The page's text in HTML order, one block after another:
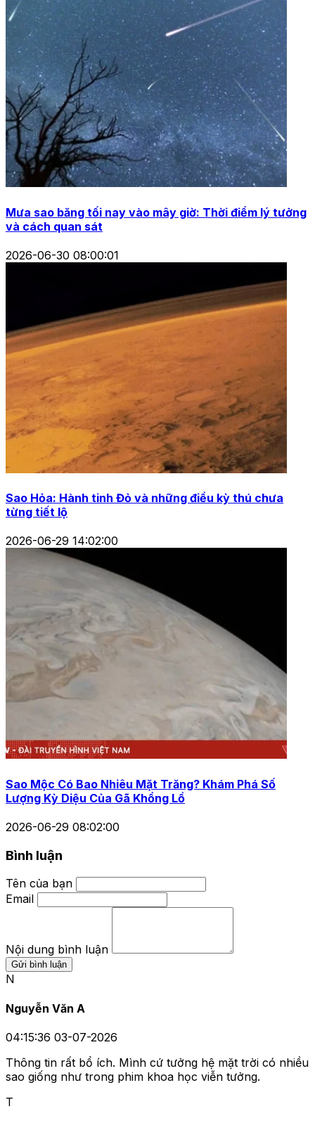
Mưa sao băng tối nay vào mây giờ: Thời điểm lý tưởng
và cách quan sát
2026-06-30 08:00:01
Sao Hỏa: Hành tinh Đỏ và những điều kỳ thú chưa
từng tiết lộ
2026-06-29 14:02:00
Sao Mộc Có Bao Nhiêu Mặt Trăng? Khám Phá Số
Lượng Kỳ Diệu Của Gã Khổng Lồ
2026-06-29 08:02:00
Bình luận
Tên của bạn
Email
Nội dung bình luận
Gửi bình luận
N
Nguyễn Văn A
04:15:36 03-07-2026
Thông tin rất bổ ích. Mình cứ tưởng hệ mặt trời có nhiều
sao giống như trong phim khoa học viễn tưởng.
T